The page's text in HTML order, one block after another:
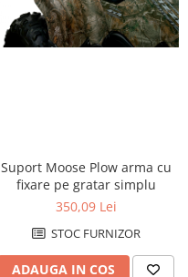
Suport Moose Plow arma cu
fixare pe gratar simplu
350,09 Lei
STOC FURNIZOR
ADAUGA IN COS